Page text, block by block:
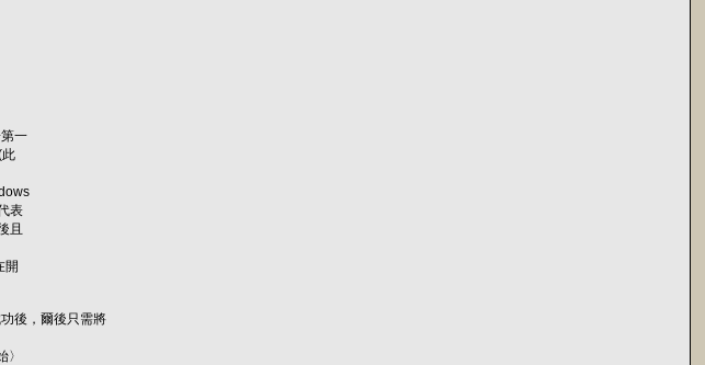
一
表
且
開
後，爾後只需將